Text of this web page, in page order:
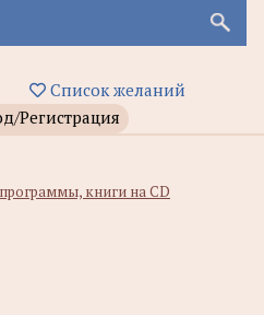
Список желаний
Регистрация
книги на CD